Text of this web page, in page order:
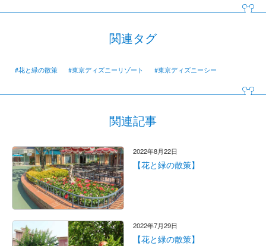
関連タグ
#花と緑の散策 #東京ディズニーリゾート #東京ディズニーシー
関連記事
2022年8月22日
【花と緑の散策】
2022年7月29日
【花と緑の散策】